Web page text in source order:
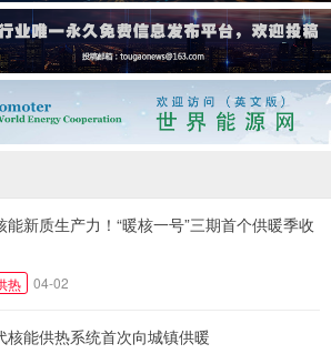
能新质生产力！“暖核一号”三期首个供暖季收
热 04-02
核能供热系统首次向城镇供暖